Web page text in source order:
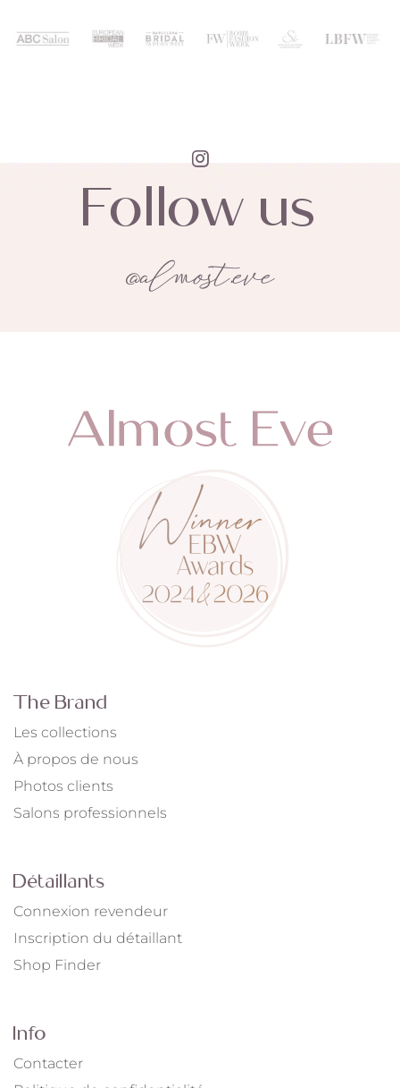
Follow us
@almost.eve
The Brand
Les collections
À propos de nous
Photos clients
Salons professionnels
Détaillants
Connexion revendeur
Inscription du détaillant
Shop Finder
Info
Contacter